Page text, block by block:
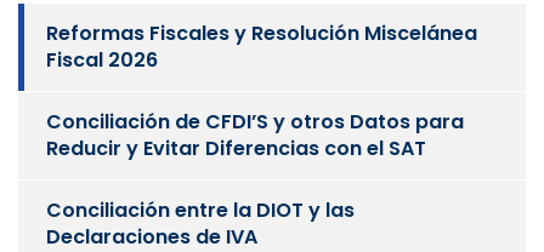
Reformas Fiscales y Resolución Miscelánea
Fiscal 2026
Conciliación de CFDI’S y otros Datos para
Reducir y Evitar Diferencias con el SAT
Conciliación entre la DIOT y las
Declaraciones de IVA